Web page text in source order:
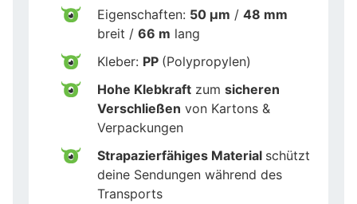
Eigenschaften: 50 µm / 48 mm
breit / 66 m lang
Kleber: PP (Polypropylen)
Hohe Klebkraft zum sicheren
Verschließen von Kartons &
Verpackungen
Strapazierfähiges Material schützt
deine Sendungen während des
Transports